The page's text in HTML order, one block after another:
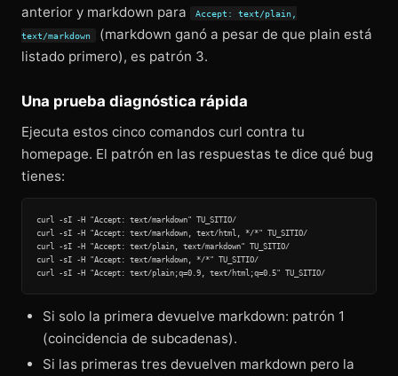
anterior y markdown para Accept: text/plain,
text/markdown
(markdown ganó a pesar de que plain está
listado primero), es patrón 3.
Una prueba diagnóstica rápida
Ejecuta estos cinco comandos curl contra tu
homepage. El patrón en las respuestas te dice qué bug
tienes:
curl -sI -H "Accept: text/markdown" TU_SITIO/
curl -sI -H "Accept: text/markdown, text/html, */*" TU_SITIO/
curl -sI -H "Accept: text/plain, text/markdown" TU_SITIO/
curl -sI -H "Accept: text/markdown, */*" TU_SITIO/
Si solo la primera devuelve markdown: patrón 1
(coincidencia de subcadenas).
Si las primeras tres devuelven markdown pero la